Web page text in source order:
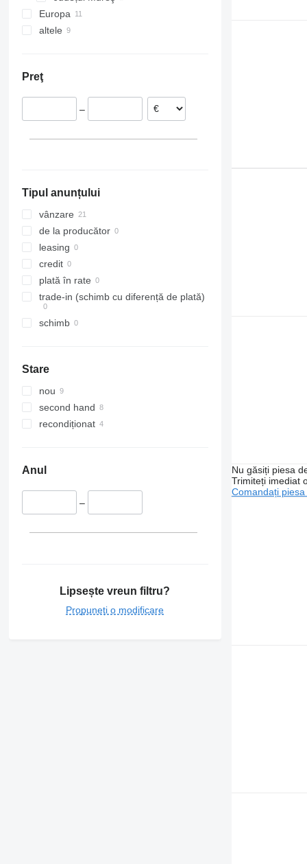
Sprinter
Tourismo
Vito
VNL
Europa
altele
Preţ
–
Tipul anunțului
vânzare
de la producător
leasing
credit
plată în rate
trade-in (schimb cu diferență de plată)
schimb
Stare
nou
second hand
recondiționat
Anul
–
Lipsește vreun filtru?
Propuneți o modificare
Nu găsiți piesa
Trimiteți imediat
Comandați